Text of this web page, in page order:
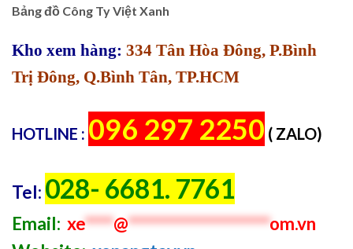
Bảng đồ Công Ty Việt Xanh
Kho xem hàng: 334 Tân Hòa Đông, P.Bình
Trị Đông, Q.Bình Tân, TP.HCM
HOTLINE : 096 297 2250 ( ZALO)
Tel: 028- 6681. 7761
Email: xe****@********************om.vn